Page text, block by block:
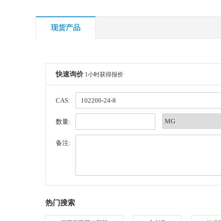
现货产品
快速询价 1小时获得报价
CAS:
数量:
备注:
热门搜索